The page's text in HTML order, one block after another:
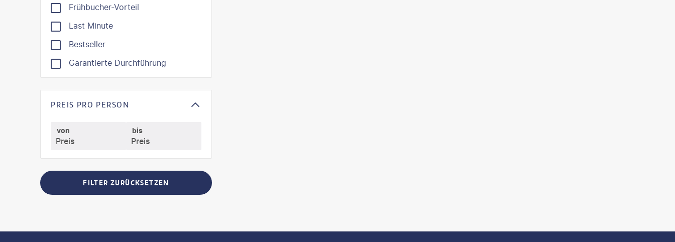
Frühbucher-Vorteil
Last Minute
Bestseller
Garantierte Durchführung
PREIS PRO PERSON
von bis
FILTER ZURÜCKSETZEN